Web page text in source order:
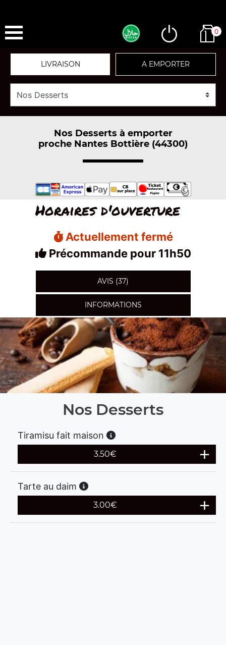
0
LIVRAISON A EMPORTER
Nos Desserts à emporter
proche Nantes Bottière (44300)
Horaires d'ouverture
Actuellement fermé
Précommande pour 11h50
AVIS (37)
INFORMATIONS
Nos Desserts
Tiramisu fait maison
3.50€
Tarte au daim
3.00€